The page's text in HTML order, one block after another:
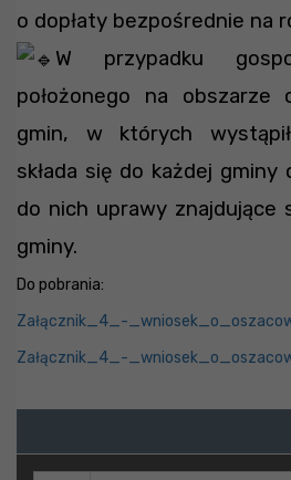
o dopłaty bezpośrednie na
W przypadku
położonego na obszarze
gmin, w których
składa się do każdej gminy
do nich uprawy znajdujące
gminy.
Do pobrania:
Załącznik_4_-
Załącznik_4_-